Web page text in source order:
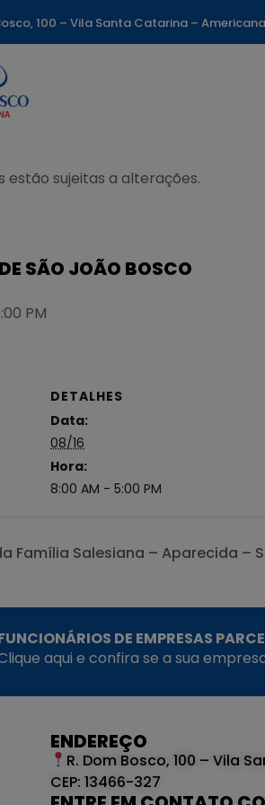
100 – Vila Santa Catarina – Americana
estão sujeitas a alterações.
SÃO JOÃO BOSCO
PM
DETALHES
Data:
08/16
Hora:
8:00 AM - 5:00 PM
Família Salesiana – Aparecida –
DE EMPRESAS
aqui e confira se a sua
ENDEREÇO
R. Dom Bosco, 100 – Vila
CEP: 13466-327